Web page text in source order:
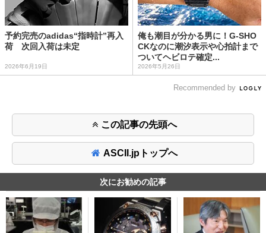
予約完売のadidas“指時計”再入
荷 次回入荷は未定
2026年6月19日
俺も潮目が分かる男に！G-SHO
CKなのに潮汐表示や心拍計まで
ついてヘビロテ確定...
2026年5月26日
Recommended by
この記事の先頭へ
ASCII.jpトップへ
次にお勧めの記事